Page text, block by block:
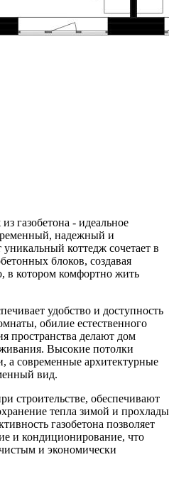
газобетона - идеальное
надежный и
коттедж сочетает в
блоков, создавая
в котором комфортно жить
удобство и доступность
обилие естественного
пространства делают дом
Высокие потолки
а современные архитектурные
вид.
строительстве, обеспечивают
тепла зимой и прохлады
газобетона позволяет
и кондиционирование, что
и экономически